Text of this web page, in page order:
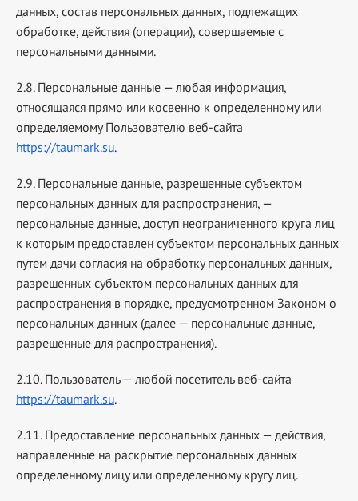
данных, состав персональных данных, подлежащих
обработке, действия (операции), совершаемые с
персональными данными.
2.8. Персональные данные — любая информация,
относящаяся прямо или косвенно к определенному или
определяемому Пользователю веб-сайта
https://taumark.su.
2.9. Персональные данные, разрешенные субъектом
персональных данных для распространения, —
персональные данные, доступ неограниченного круга лиц
к которым предоставлен субъектом персональных данных
путем дачи согласия на обработку персональных данных,
разрешенных субъектом персональных данных для
распространения в порядке, предусмотренном Законом о
персональных данных (далее — персональные данные,
разрешенные для распространения).
2.10. Пользователь — любой посетитель веб-сайта
https://taumark.su.
2.11. Предоставление персональных данных — действия,
направленные на раскрытие персональных данных
определенному лицу или определенному кругу лиц.